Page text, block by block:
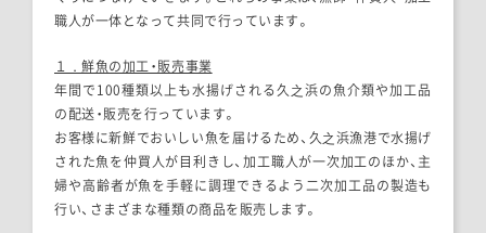
職人が一体となって共同で行っています。
１．鮮魚の加工・販売事業
年間で100種類以上も水揚げされる久之浜の魚介類や加工品
の配送・販売を行っています。
お客様に新鮮でおいしい魚を届けるため、久之浜漁港で水揚げ
された魚を仲買人が目利きし、加工職人が一次加工のほか、主
婦や高齢者が魚を手軽に調理できるよう二次加工品の製造も
行い、さまざまな種類の商品を販売します。